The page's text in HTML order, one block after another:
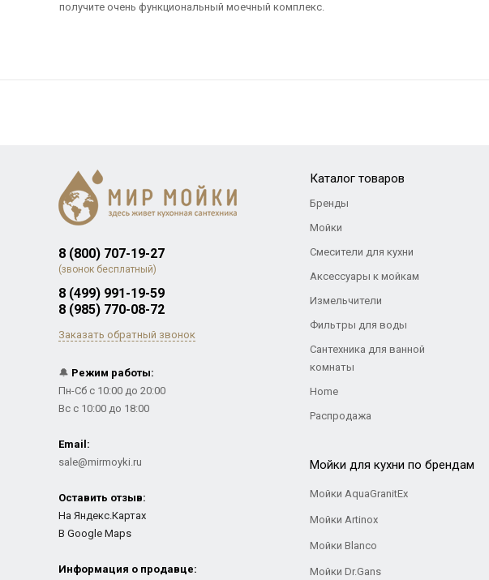
получите очень функциональный моечный комплекс.
8 (800) 707-19-27
(звонок бесплатный)
8 (499) 991-19-59
8 (985) 770-08-72
Заказать обратный звонок
🔔 Режим работы:
Пн-Сб с 10:00 до 20:00
Вс с 10:00 до 18:00
Email:
sale@mirmoyki.ru
Оставить отзыв:
На Яндекс.Картах
В Google Maps
Информация о продавце:
Каталог товаров
Бренды
Мойки
Смесители для кухни
Аксессуары к мойкам
Измельчители
Фильтры для воды
Сантехника для ванной
комнаты
Home
Распродажа
Мойки для кухни по брендам
Мойки AquaGranitEx
Мойки Artinox
Мойки Blanco
Мойки Dr.Gans